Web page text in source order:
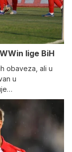
lige BiH
obaveza, ali u
u